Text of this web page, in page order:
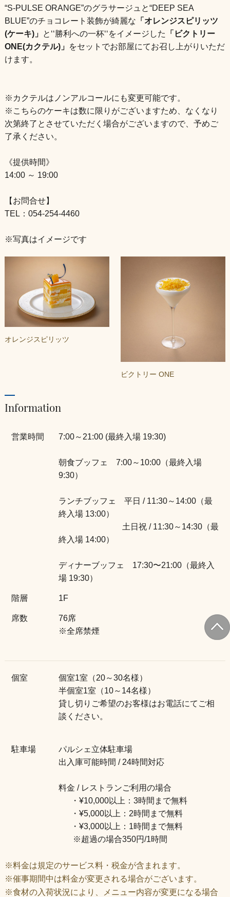
“S-PULSE ORANGE”のグラサージュと“DEEP SEA
BLUE”のチョコレート装飾が綺麗な 「オレンジスピリッツ
(ケーキ)」
と‘‘勝利への一杯‘‘をイメージした
「ビクトリー
ONE(カクテル)」
をセットでお部屋にてお召し上がりいただ
けます。
※カクテルはノンアルコールにも変更可能です。
※こちらのケーキは数に限りがございますため、なくなり
次第終了とさせていただく場合がございますので、予めご
了承ください。
《提供時間》
14:00 ～ 19:00
【お問合せ】
TEL：054-254-4460
※写真はイメージです
オレンジスピリッツ
ビクトリー ONE
Information
営業時間 7:00～21:00 (最終入場 19:30)
朝食ブッフェ 7:00～10:00（最終入場
9:30）
ランチブッフェ 平日 / 11:30～14:00（最
終入場 13:00）
土日祝 / 11:30～14:30（最
終入場 14:00）
ディナーブッフェ 17:30〜21:00（最終入
場 19:30）
階層 1F
席数
76席
※全席禁煙
個室
個室1室（20～30名様）
半個室1室（10～14名様）
貸し切りご希望のお客様はお電話にてご相
談ください。
駐車場
パルシェ立体駐車場
出入庫可能時間 / 24時間対応
料金 / レストランご利用の場合
・¥10,000以上：3時間まで無料
・¥5,000以上：2時間まで無料
・¥3,000以上：1時間まで無料
※超過の場合350円/1時間
※料金は規定のサービス料・税金が含まれます。
※催事期間中は料金が変更される場合がございます。
※食材の入荷状況により、メニュー内容が変更になる場合